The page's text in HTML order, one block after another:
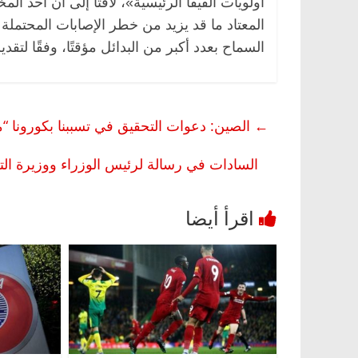
المعتاد ما قد يزيد من خطر الإصابات المحتملة
السماح بعدد أكبر من البدائل مؤقتًا، وفقًا
← الصين: دعوات التحقيق في تسببنا بكورونا
السادات في رسالة لرئيس الوزراء ووزيرة
في ذكرى رحيله.. د. نور
فاروق.. خبير اقتصادي